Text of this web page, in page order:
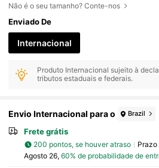
Não é o seu tamanho? Conte-nos
Enviado De
Internacional
Produto Internacional sujeito à
tributos estaduais e federais.
Envio Internacional para o Brazil
Frete grátis
200 pontos, se houver atraso
Agosto 26, 60% de probabilidade de